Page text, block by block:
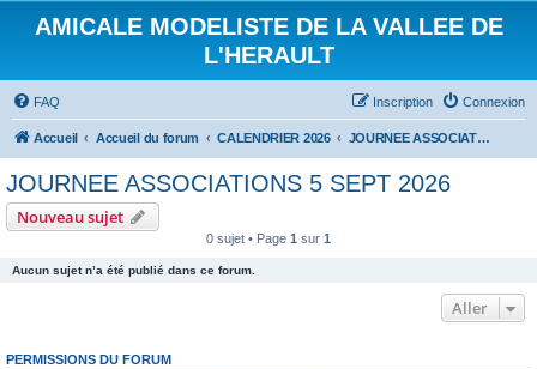
AMICALE MODELISTE DE LA VALLEE DE
L'HERAULT
FAQ Connexion
Inscription
Accueil Accueil du forum CALENDRIER 2026 JOURNEE ASSOCIATIONS 5 SEPT 2026
JOURNEE ASSOCIATIONS 5 SEPT 2026
Nouveau sujet
0 sujet • Page 1 sur 1
Aucun sujet n’a été publié dans ce forum.
Aller
PERMISSIONS DU FORUM